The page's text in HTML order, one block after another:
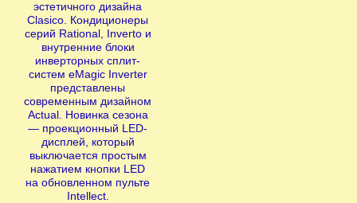
эстетичного дизайна
Clasico. Кондиционеры
серий Rational, Inverto и
внутренние блоки
инверторных сплит-
систем eMagic Inverter
представлены
современным дизайном
Actual. Новинка сезона
— проекционный LED-
дисплей, который
выключается простым
нажатием кнопки LED
на обновленном пульте
Intellect.